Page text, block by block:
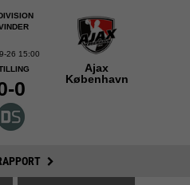
26 15:00
0
Ajax
København